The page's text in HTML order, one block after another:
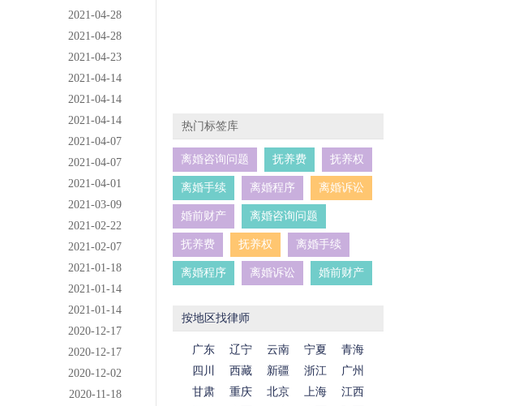
2021-04-28
2021-04-28
2021-04-23
2021-04-14
2021-04-14
2021-04-14
2021-04-07
2021-04-07
2021-04-01
2021-03-09
2021-02-22
2021-02-07
2021-01-18
2021-01-14
2021-01-14
2020-12-17
2020-12-17
2020-12-02
2020-11-18
热门标签库
离婚咨询问题 抚养费 抚养权
离婚手续 离婚程序 离婚诉讼
婚前财产 离婚咨询问题
抚养费 抚养权 离婚手续
离婚程序 离婚诉讼 婚前财产
按地区找律师
广东 辽宁 云南 宁夏
青海
四川
西藏 新疆 浙江
广州
甘肃
重庆 北京 上海
江西